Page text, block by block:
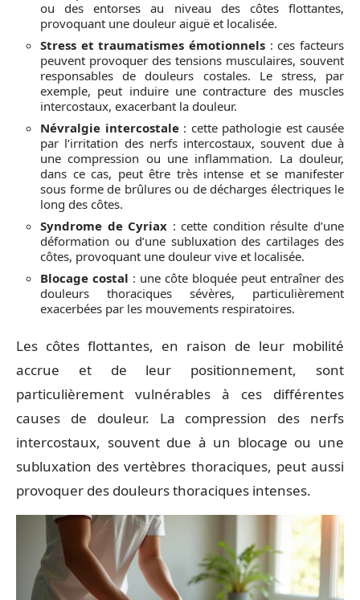
ou des entorses au niveau des côtes flottantes,
provoquant une douleur aiguë et localisée.
Stress et traumatismes émotionnels : ces facteurs
peuvent provoquer des tensions musculaires, souvent
responsables de douleurs costales. Le stress, par
exemple, peut induire une contracture des muscles
intercostaux, exacerbant la douleur.
Névralgie intercostale: cette pathologie est causée
par l’irritation des nerfs intercostaux, souvent due à
une compression ou une inflammation. La douleur,
dans ce cas, peut être très intense et se manifester
sous forme de brûlures ou de décharges électriques le
long des côtes.
Syndrome de Cyriax : cette condition résulte d’une
déformation ou d’une subluxation des cartilages des
côtes, provoquant une douleur vive et localisée.
Blocage costal : une côte bloquée peut entraîner des
douleurs thoraciques sévères, particulièrement
exacerbées par les mouvements respiratoires.
Les côtes flottantes, en raison de leur mobilité
accrue et de leur positionnement, sont
particulièrement vulnérables à ces différentes
causes de douleur. La compression des nerfs
intercostaux, souvent due à un blocage ou une
subluxation des vertèbres thoraciques, peut aussi
provoquer des douleurs thoraciques intenses.